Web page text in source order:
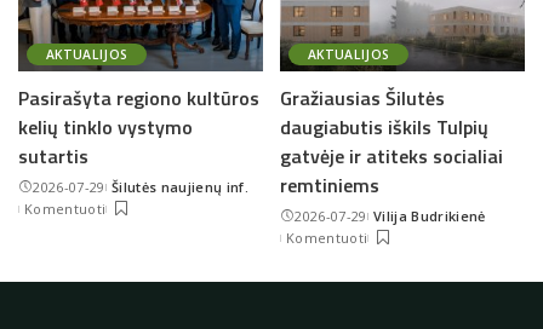
AKTUALIJOS
Pasirašyta regiono kultūros
kelių tinklo vystymo
sutartis
2026-07-29Posted
by
Šilutės naujienų inf.
Komentuoti
AKTUALIJOS
Gražiausias Šilutės
daugiabutis iškils Tulpių
gatvėje ir atiteks socialiai
remtiniems
2026-07-29Posted
by
Vilija Budrikienė
Komentuoti